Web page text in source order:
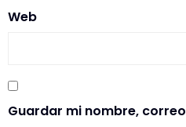
Web
Guardar mi nombre,